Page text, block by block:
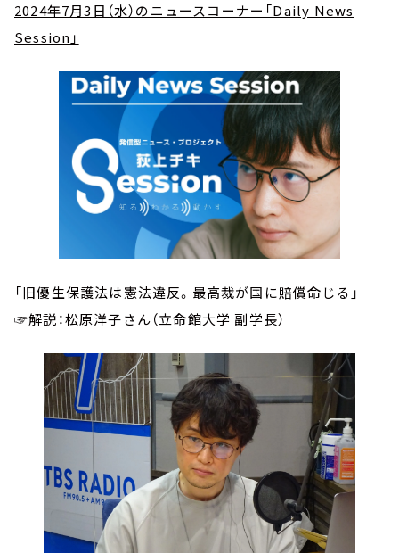
2024年7月3日（水）のニュースコーナー「Daily News
Session」
「旧優生保護法は憲法違反。最高裁が国に賠償命じる」
☞解説：松原洋子さん（立命館大学 副学長）